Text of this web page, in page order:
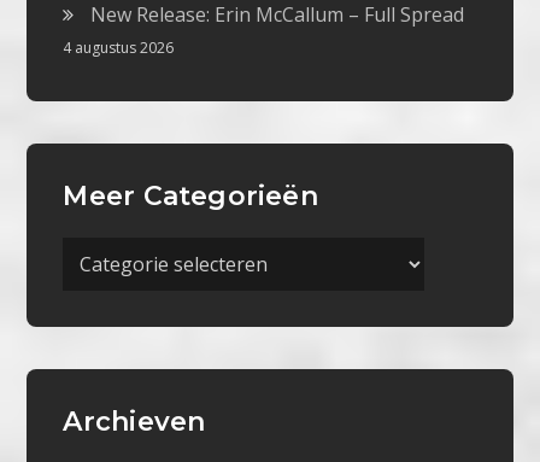
New Release: Erin McCallum – Full Spread
4 augustus 2026
Meer Categorieën
Meer
Archieven